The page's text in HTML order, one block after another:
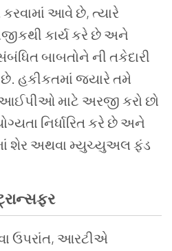
આવે છે, ત્યારે
કાર્ય કરે છે અને
બાબતોને ની તકેદારી
હકીકતમાં જ્યારે તમે
માટે અરજી કરો છો
નિર્ધારિત કરે છે અને
શેર અથવા મ્યુચ્યુઅલ ફંડ
ઉપરાંત, આરટીએ